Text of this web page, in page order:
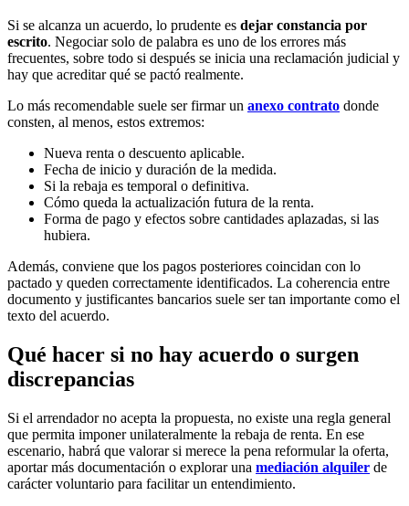
Si se alcanza un acuerdo, lo prudente es dejar constancia por
escrito. Negociar solo de palabra es uno de los errores más
frecuentes, sobre todo si después se inicia una reclamación judicial y
hay que acreditar qué se pactó realmente.
Lo más recomendable suele ser firmar un anexo contrato donde
consten, al menos, estos extremos:
Nueva renta o descuento aplicable.
Fecha de inicio y duración de la medida.
Si la rebaja es temporal o definitiva.
Cómo queda la actualización futura de la renta.
Forma de pago y efectos sobre cantidades aplazadas, si las
hubiera.
Además, conviene que los pagos posteriores coincidan con lo
pactado y queden correctamente identificados. La coherencia entre
documento y justificantes bancarios suele ser tan importante como el
texto del acuerdo.
Qué hacer si no hay acuerdo o surgen
discrepancias
Si el arrendador no acepta la propuesta, no existe una regla general
que permita imponer unilateralmente la rebaja de renta. En ese
escenario, habrá que valorar si merece la pena reformular la oferta,
aportar más documentación o explorar una mediación alquiler de
carácter voluntario para facilitar un entendimiento.